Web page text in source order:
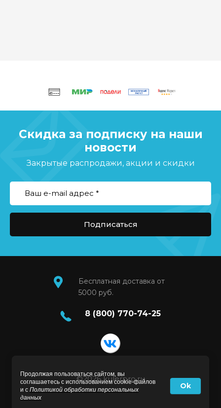
Скидка за подписку на наши
новости
Закрытые распродажи, акции и скидки
Подписаться
Бесплатная доставка от
5000 руб.
8 (800) 770-74-25
©2026 kulerpro.ru
Продолжая пользоваться сайтом, вы
соглашаетесь с использованием cookie-файлов
и с Политикой обработки персональных
данных
Ok